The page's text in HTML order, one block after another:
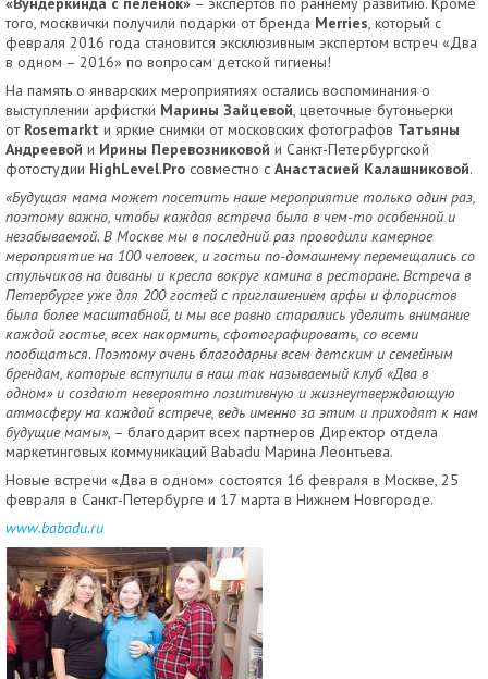
того, москвички получили подарки от бренда Merries, который с
февраля 2016 года становится эксклюзивным экспертом встреч «Два
в одном – 2016» по вопросам детской гигиены!
На память о январских мероприятиях остались воспоминания о
выступлении арфистки Марины Зайцевой, цветочные бутоньерки
от Rosemarkt и яркие снимки от московских фотографов Татьяны
Андреевой и Ирины Перевозниковой и Санкт-Петербургской
фотостудии HighLevel.Pro совместно с Анастасией Калашниковой.
«Будущая мама может посетить наше мероприятие только один раз,
поэтому важно, чтобы каждая встреча была в чем-то особенной и
незабываемой. В Москве мы в последний раз проводили камерное
мероприятие на 100 человек, и гостьи по-домашнему перемещались со
стульчиков на диваны и кресла вокруг камина в ресторане. Встреча в
Петербурге уже для 200 гостей с приглашением арфы и флористов
была более масштабной, и мы все равно старались уделить внимание
каждой гостье, всех накормить, сфотографировать, со всеми
пообщаться. Поэтому очень благодарны всем детским и семейным
брендам, которые вступили в наш так называемый клуб «Два в
одном» и создают невероятно позитивную и жизнеутверждающую
атмосферу на каждой встрече, ведь именно за этим и приходят к нам
будущие мамы», – благодарит всех партнеров Директор отдела
маркетинговых коммуникаций Babadu Марина Леонтьева.
Новые встречи «Два в одном» состоятся 16 февраля в Москве, 25
февраля в Санкт-Петербурге и 17 марта в Нижнем Новгороде.
www.babadu.ru